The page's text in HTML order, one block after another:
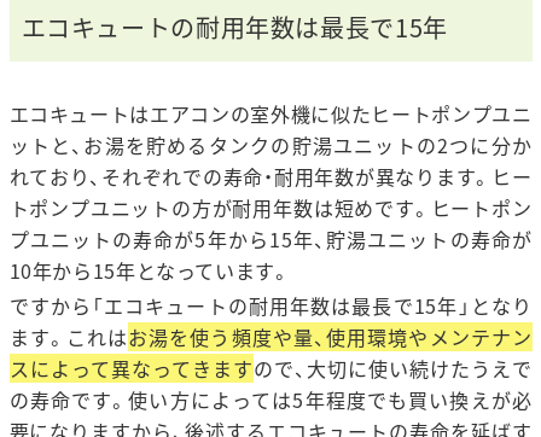
エコキュートの耐用年数は最長で15年
エコキュートはエアコンの室外機に似たヒートポンプユニ
ットと、お湯を貯めるタンクの貯湯ユニットの2つに分か
れており、 それぞれでの寿命・耐用年数が異なります。ヒー
トポンプユニットの方が耐用年数は短めです。ヒートポン
プユニットの寿命が5年から15年、貯湯ユニットの寿命が
10年から15年となっています。
ですから「エコキュートの耐用年数は最長で15年」となり
ます。これはお湯を使う頻度や量、使用環境やメンテナン
スによって異なってきますので、大切に使い続けたうえで
の寿命です。使い方によっては5年程度でも買い換えが必
要になりますから、後述するエコキュートの寿命を延ばす